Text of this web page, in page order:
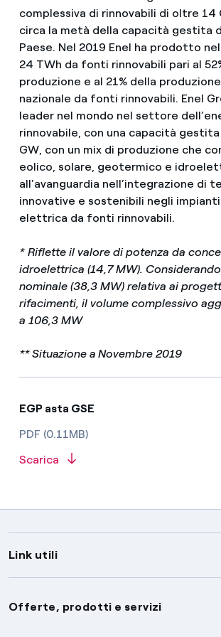
complessiva di rinnovabili di oltre 14
circa la metà della capacità gestita
Paese. Nel 2019 Enel ha prodotto
24 TWh da fonti rinnovabili pari al
produzione e al 21% della
nazionale da fonti rinnovabili. Enel
leader nel mondo nel settore
rinnovabile, con una capacità
GW, con un mix di produzione che
eolico, solare, geotermico e
all'avanguardia nell’integrazione di
innovative e sostenibili negli
elettrica da fonti rinnovabili.
* Riflette il valore di potenza da
idroelettrica (14,7 MW).
nominale (38,3 MW) relativa ai
rifacimenti, il volume complessivo
a 106,3 MW
** Situazione a Novembre 2019
EGP asta GSE
PDF (0.11MB)
Scarica
Link utili
Assistenza
Offerte, prodotti e servizi